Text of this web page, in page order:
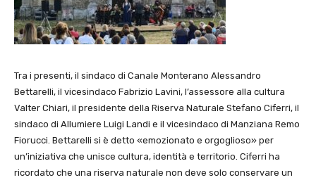
Tra i presenti, il sindaco di Canale Monterano Alessandro
Bettarelli, il vicesindaco Fabrizio Lavini, l’assessore alla cultura
Valter Chiari, il presidente della Riserva Naturale Stefano Ciferri, il
sindaco di Allumiere Luigi Landi e il vicesindaco di Manziana Remo
Fiorucci. Bettarelli si è detto «emozionato e orgoglioso» per
un’iniziativa che unisce cultura, identità e territorio. Ciferri ha
ricordato che una riserva naturale non deve solo conservare un